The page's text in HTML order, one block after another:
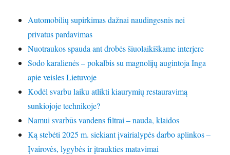
Automobilių supirkimas dažnai naudingesnis nei
privatus pardavimas
Nuotraukos spauda ant drobės šiuolaikiškame interjere
Sodo karalienės – pokalbis su magnolijų augintoja Inga
apie veisles Lietuvoje
Kodėl svarbu laiku atlikti kiaurymių restauravimą
sunkiojoje technikoje?
Namui svarbūs vandens filtrai – nauda, klaidos
Ką stebėti 2025 m. siekiant įvairialypės darbo aplinkos –
Įvairovės, lygybės ir įtraukties matavimai